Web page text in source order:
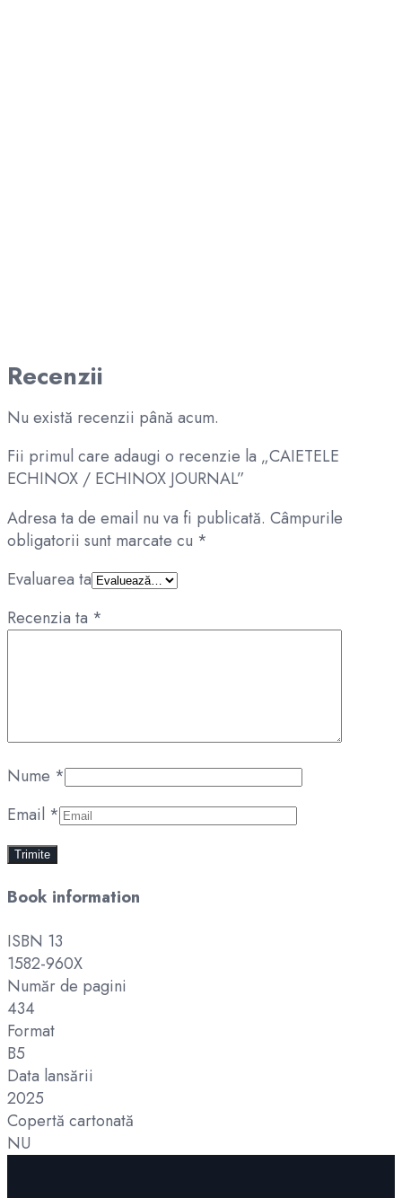
Recenzii
Nu există recenzii până acum.
Fii primul care adaugi o recenzie la „CAIETELE
ECHINOX / ECHINOX JOURNAL”
Adresa ta de email nu va fi publicată. Câmpurile
obligatorii sunt marcate cu *
Evaluarea ta
Recenzia ta *
Nume *
Email *
Book information
ISBN 13
1582-960X
Număr de pagini
434
Format
B5
Data lansării
2025
Copertă cartonată
NU